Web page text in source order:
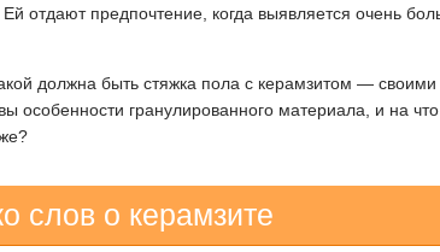
отдают предпочтение, когда выявляется очень
должна быть стяжка пола с керамзитом —
особенности гранулированного материала, и на
слов о керамзите